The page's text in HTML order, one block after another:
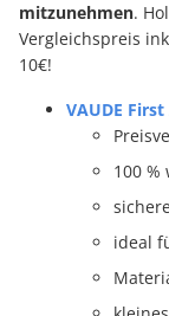
mitzunehmen.
Vergleichspreis
10€!
VAUDE
100
ideal